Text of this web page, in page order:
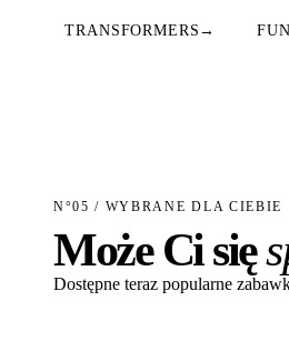
TRANSFORMERS →
N°05 / WYBRANE DLA CIEBIE
Może Ci się
Dostępne teraz popularne